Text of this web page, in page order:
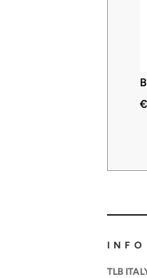
€
TLB